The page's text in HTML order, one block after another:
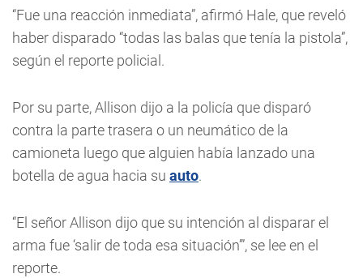
“Fue una reacción inmediata”, afirmó Hale, que reveló
haber disparado “todas las balas que tenía la pistola”,
según el reporte policial.
Por su parte, Allison dijo a la policía que disparó
contra la parte trasera o un neumático de la
camioneta luego que alguien había lanzado una
botella de agua hacia su auto.
“El señor Allison dijo que su intención al disparar el
arma fue ‘salir de toda esa situación’”, se lee en el
reporte.